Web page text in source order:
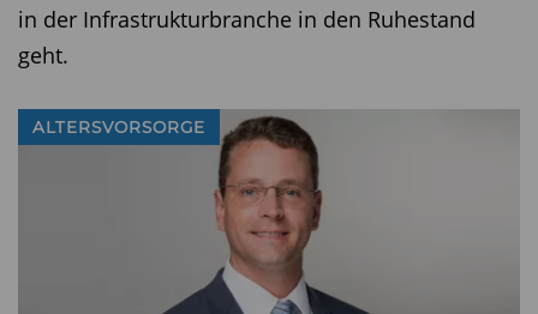
in der Infrastrukturbranche in den Ruhestand
geht.
ALTERSVORSORGE